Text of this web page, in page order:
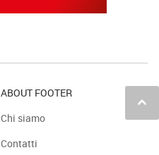
keyboard_arrow_up
ABOUT FOOTER
Chi siamo
Contatti